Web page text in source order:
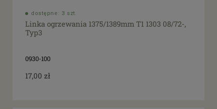
dostępne: 3 szt.
Linka ogrzewania 1375/1389mm T1 1303 08/72-,
Typ3
0930-100
17,00 zł